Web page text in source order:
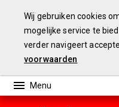
Wij gebruiken cookies
mogelijke service te
verder navigeert
voorwaarden